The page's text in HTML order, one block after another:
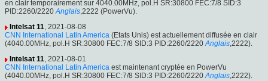
en clair temporairement sur 4040.00MHz, pol.H SR:30800 FEC:7/8 SID:3
PID:2260/2220 Anglais,2222 (PowerVu).
Intelsat 11, 2021-08-08
CNN International Latin America (Etats Unis) est actuellement diffusée en clair
(4040.00MHz, pol.H SR:30800 FEC:7/8 SID:3 PID:2260/2220 Anglais,2222).
Intelsat 11, 2021-08-01
CNN International Latin America est maintenant cryptée en PowerVu
(4040.00MHz, pol.H SR:30800 FEC:7/8 SID:3 PID:2260/2220 Anglais,2222).